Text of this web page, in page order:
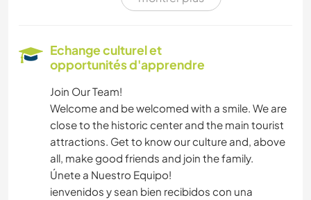
LANGUES
CUISINE ET ALIMENTATION
VIDÉOGRAPHIE
CULTURE
Echange culturel et
opportunités d'apprendre
Join Our Team!
Welcome and be welcomed with a smile. We are
close to the historic center and the main tourist
attractions. Get to know our culture and, above
all, make good friends and join the family.
Únete a Nuestro Equipo!
ienvenidos y sean bien recibidos con una